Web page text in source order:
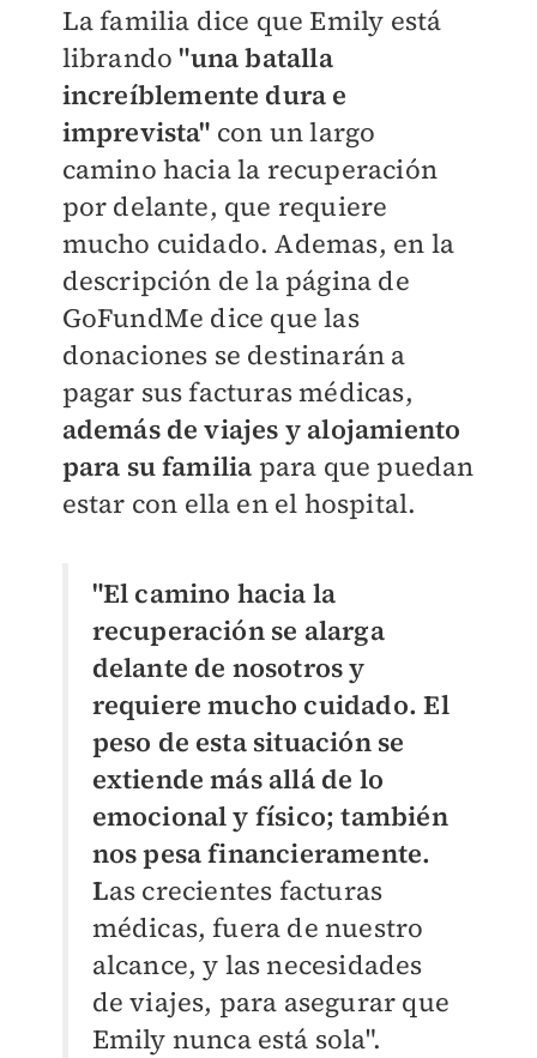
La familia dice que Emily está
librando "una batalla
increíblemente dura e
imprevista" con un largo
camino hacia la recuperación
por delante, que requiere
mucho cuidado. Ademas, en la
descripción de la página de
GoFundMe dice que las
donaciones se destinarán a
pagar sus facturas médicas,
además de viajes y alojamiento
para su familia para que puedan
estar con ella en el hospital.
"El camino hacia la
recuperación se alarga
delante de nosotros y
requiere mucho cuidado. El
peso de esta situación se
extiende más allá de lo
emocional y físico; también
nos pesa financieramente.
Las crecientes facturas
médicas, fuera de nuestro
alcance, y las necesidades
de viajes, para asegurar que
Emily nunca está sola".